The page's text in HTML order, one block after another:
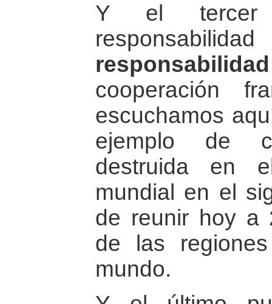
Y el tercer
cooperación
escuchamos
ejemplo de
destruida en
mundial en el
de reunir hoy a
de las
mundo.